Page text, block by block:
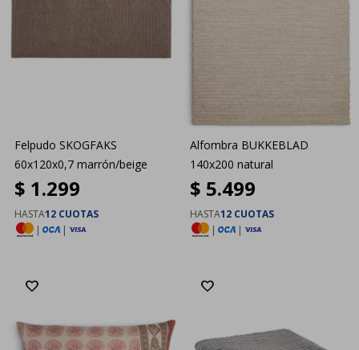
Felpudo SKOGFAKS
60x120x0,7 marrón/beige
$ 1.299
HASTA12 CUOTAS
|
|
Alfombra BUKKEBLAD
140x200 natural
$ 5.499
HASTA12 CUOTAS
|
|